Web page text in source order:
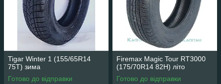
Tigar Winter 1 (155/65R14
75T) зима
Готово до відправки
Firemax Magic Tour RT3000
(175/70R14 82H) літо
Готово до відправки